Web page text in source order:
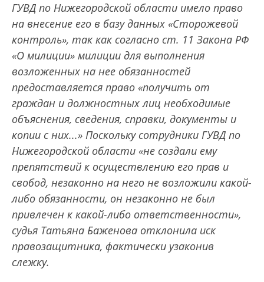
ГУВД по Нижегородской области имело право
на внесение его в базу данных «Сторожевой
контроль», так как согласно ст. 11 Закона РФ
«О милиции» милиции для выполнения
возложенных на нее обязанностей
предоставляется право «получить от
граждан и должностных лиц необходимые
объяснения, сведения, справки, документы и
копии с них...» Поскольку сотрудники ГУВД по
Нижегородской области «не создали ему
препятствий к осуществлению его прав и
свобод, незаконно на него не возложили какой-
либо обязанности, он незаконно не был
привлечен к какой-либо ответственности»,
судья Татьяна Баженова отклонила иск
правозащитника, фактически узаконив
слежку.